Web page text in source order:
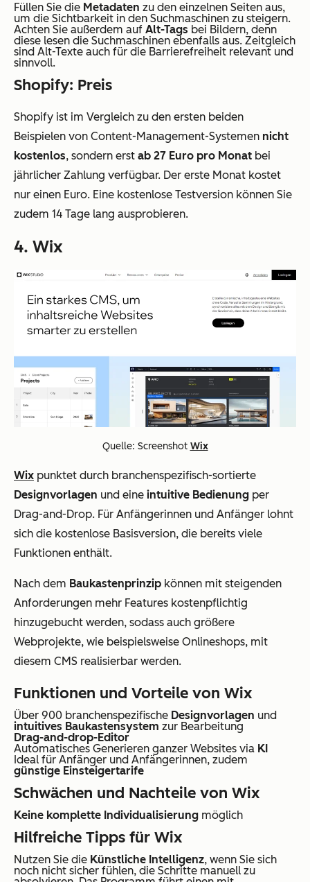
Füllen Sie die Metadaten zu den einzelnen Seiten aus,
um die Sichtbarkeit in den Suchmaschinen zu steigern.
Achten Sie außerdem auf Alt-Tags bei Bildern, denn
diese lesen die Suchmaschinen ebenfalls aus. Zeitgleich
sind Alt-Texte auch für die Barrierefreiheit relevant und
sinnvoll.
Shopify: Preis
Shopify ist im Vergleich zu den ersten beiden
Beispielen von Content-Management-Systemen nicht
kostenlos, sondern erst ab 27 Euro pro Monat bei
jährlicher Zahlung verfügbar. Der erste Monat kostet
nur einen Euro. Eine kostenlose Testversion können Sie
zudem 14 Tage lang ausprobieren.
4. Wix
Quelle: Screenshot Wix
Wix punktet durch branchenspezifisch-sortierte
Designvorlagen und eine intuitive Bedienung per
Drag-and-Drop. Für Anfängerinnen und Anfänger lohnt
sich die kostenlose Basisversion, die bereits viele
Funktionen enthält.
Nach dem Baukastenprinzip können mit steigenden
Anforderungen mehr Features kostenpflichtig
hinzugebucht werden, sodass auch größere
Webprojekte, wie beispielsweise Onlineshops, mit
diesem CMS realisierbar werden.
Funktionen und Vorteile von Wix
Über 900 branchenspezifische Designvorlagen und
intuitives Baukastensystem zur Bearbeitung
Drag-and-drop-Editor
Automatisches Generieren ganzer Websites via KI
Ideal für Anfänger und Anfängerinnen, zudem
günstige Einsteigertarife
Schwächen und Nachteile von Wix
Keine komplette Individualisierung möglich
Hilfreiche Tipps für Wix
Nutzen Sie die Künstliche Intelligenz, wenn Sie sich
noch nicht sicher fühlen, die Schritte manuell zu